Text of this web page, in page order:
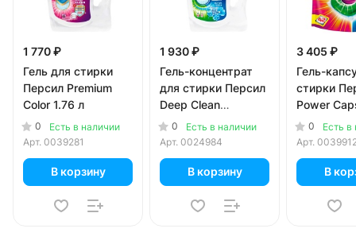
1 770 ₽
Гель для стирки
Персил Premium
Color 1.76 л
0
Есть в наличии
Арт. 0039281
В корзину
1 930 ₽
Гель-концентрат
для стирки Персил
Deep Clean
свежесть Вернель
2.6 л
0
Есть в наличии
Арт. 0024984
В корзину
3 405 ₽
Гель-
стирки
Power
в 1, 42 шт
0
Есть в
Арт.
В